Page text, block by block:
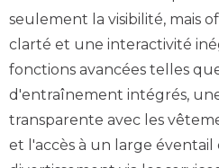
seulement la visibilité, mais
clarté et une interactivité
fonctions avancées telles
d'entraînement intégrés,
transparente avec les
et l'accès à un large éventail